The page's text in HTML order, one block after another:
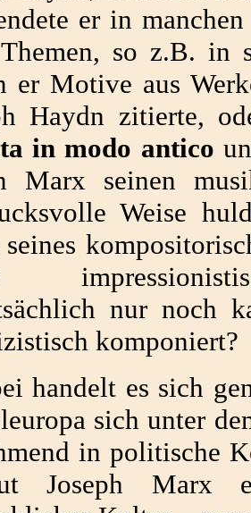
er in
so z.B. in
er Motive aus
Haydn zitierte,
in modo antico
Marx seinen
Weise
seines
nur noch
komponiert?
handelt es sich
sich unter
in politische
Joseph Marx